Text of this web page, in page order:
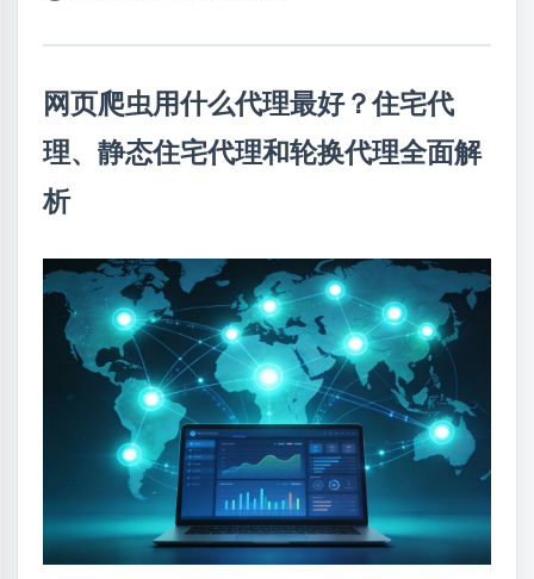
网页爬虫用什么代理最好？住宅代
理、静态住宅代理和轮换代理全面解
析